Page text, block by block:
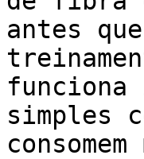
antes
funciona
simples